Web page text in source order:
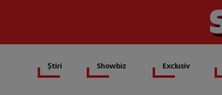
Știri Showbiz Exclusiv